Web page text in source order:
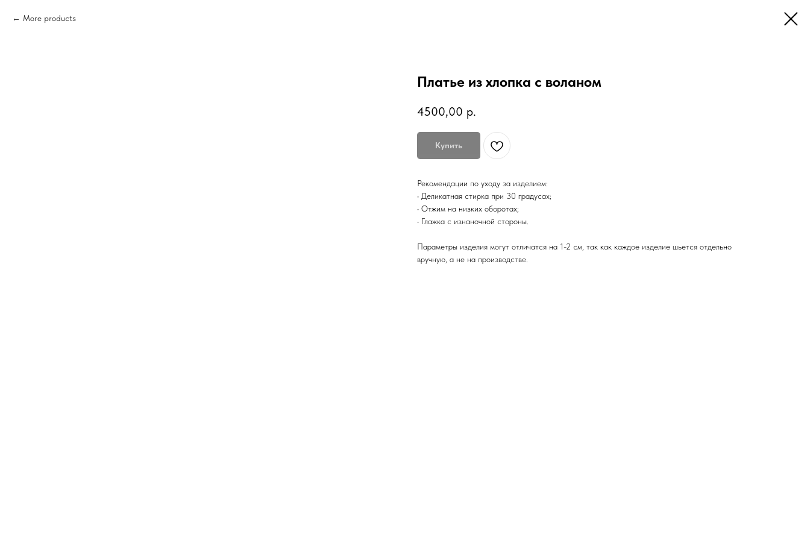
More products
Платье из хлопка с воланом
4500,00 р.
Купить
Рекомендации по уходу за изделием:
• Деликатная стирка при 30 градусах;
• Отжим на низких оборотах;
• Глажка с изнаночной стороны.
Параметры изделия могут отличатся на 1-2 см, так как каждое изделие шьется отдельно
вручную, а не на производстве.